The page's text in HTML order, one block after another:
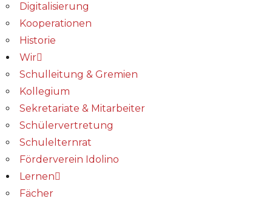
Digitalisierung
Kooperationen
Historie
Wir
Schulleitung & Gremien
Kollegium
Sekretariate & Mitarbeiter
Schülervertretung
Schulelternrat
Förderverein Idolino
Lernen
Fächer